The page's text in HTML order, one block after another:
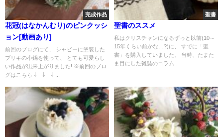
完成作品
花冠(はなかんむり)のピンクッシ
ョン[動画あり]
前回のブログにて、 シャビーに塗装した
ブリキの小鍋を使って、 とても可愛らし
い作品が出来上がりました! ※前回のブロ
グはこちら ￬ ￬ ￬ ...
聖書
聖書のススメ
私はクリスチャンになるずっと以前(10～
15年くらい前かな…?)に、 すでに「聖
書」を購入していました。 当時、たまた
ま目にした雑誌のコラム...